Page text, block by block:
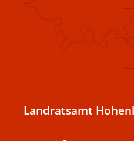
Landratsamt